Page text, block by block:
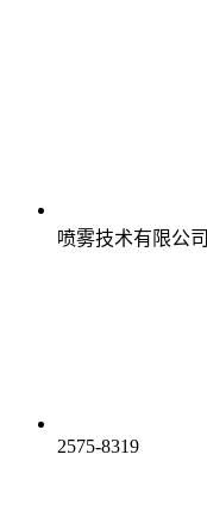
喷雾技术有限公司
2575-8319